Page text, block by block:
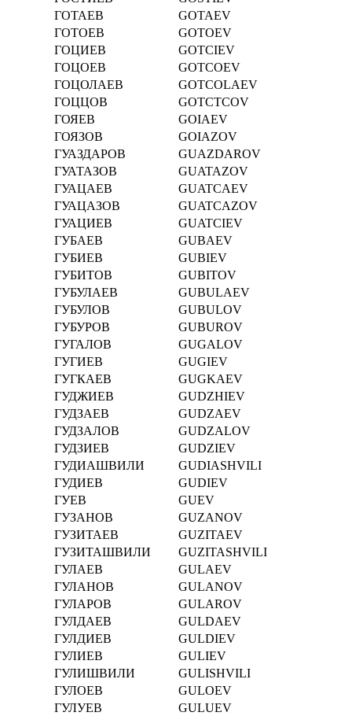
ГОТАЕВ
GOTAEV
ГОТОЕВ
GOTOEV
ГОЦИЕВ
GOTCIEV
ГОЦОЕВ
GOTCOEV
ГОЦОЛАЕВ
GOTCOLAEV
ГОЦЦОВ
GOTCTCOV
ГОЯЕВ
GOIAEV
ГОЯЗОВ
GOIAZOV
ГУАЗДАРОВ
GUAZDAROV
ГУАТАЗОВ
GUATAZOV
ГУАЦАЕВ
GUATCAEV
ГУАЦАЗОВ
GUATCAZOV
ГУАЦИЕВ
GUATCIEV
ГУБАЕВ
GUBAEV
ГУБИЕВ
GUBIEV
ГУБИТОВ
GUBITOV
ГУБУЛАЕВ
GUBULAEV
ГУБУЛОВ
GUBULOV
ГУБУРОВ
GUBUROV
ГУГАЛОВ
GUGALOV
ГУГИЕВ
GUGIEV
ГУГКАЕВ
GUGKAEV
ГУДЖИЕВ
GUDZHIEV
ГУДЗАЕВ
GUDZAEV
ГУДЗАЛОВ
GUDZALOV
ГУДЗИЕВ
GUDZIEV
ГУДИАШВИЛИ
GUDIASHVILI
ГУДИЕВ
GUDIEV
ГУЕВ
GUEV
ГУЗАНОВ
GUZANOV
ГУЗИТАЕВ
GUZITAEV
ГУЗИТАШВИЛИ
GUZITASHVILI
ГУЛАЕВ
GULAEV
ГУЛАНОВ
GULANOV
ГУЛАРОВ
GULAROV
ГУЛДАЕВ
GULDAEV
ГУЛДИЕВ
GULDIEV
ГУЛИЕВ
GULIEV
ГУЛИШВИЛИ
GULISHVILI
ГУЛОЕВ
GULOEV
ГУЛУЕВ
GULUEV